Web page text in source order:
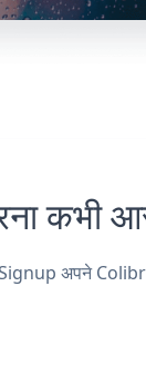
अपने Colibri